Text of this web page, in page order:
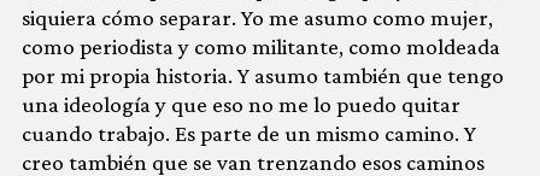
siquiera cómo separar. Yo me asumo como mujer,
como periodista y como militante, como moldeada
por mi propia historia. Y asumo también que tengo
una ideología y que eso no me lo puedo quitar
cuando trabajo. Es parte de un mismo camino. Y
creo también que se van trenzando esos caminos